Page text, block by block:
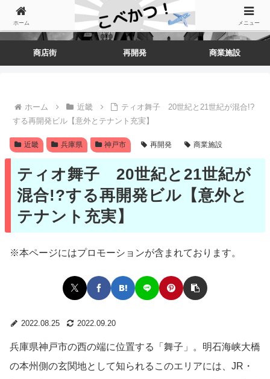
商店街 再開発 商業施設
ホーム 近畿
ティオ舞子 20世紀と21世紀が混合!?
する再開発ビル【意外とテナント充実】
近畿 兵庫県 神戸市 再開発 商業施設
ティオ舞子 20世紀と21世紀が
混合!?する再開発ビル【意外と
テナント充実】
※本ページにはプロモーションが含まれております。
2022.08.25 2022.09.20
兵庫県神戸市の西の端に位置する「舞子」。明石海峡大橋
の本州側の玄関地として知られるこのエリアには、JR・
ホーム メニュー